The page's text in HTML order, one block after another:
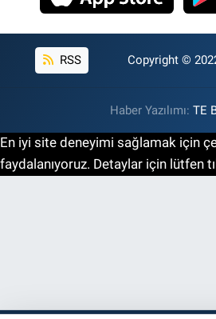
RSS Copyright ©
Haber Yazılımı: TE
En iyi site deneyimi sağlamak için
faydalanıyoruz. Detaylar için lütfen